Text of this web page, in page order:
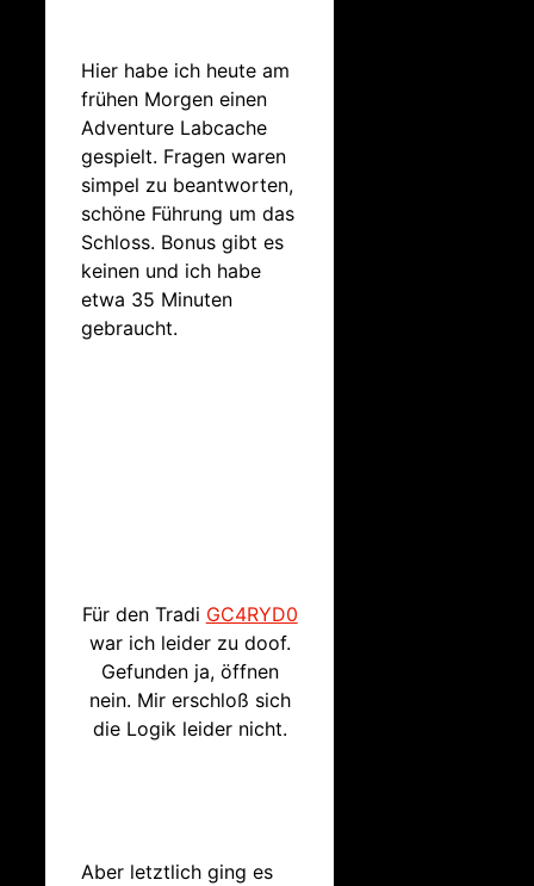
Hier habe ich heute am
frühen Morgen einen
Adventure Labcache
gespielt. Fragen waren
simpel zu beantworten,
schöne Führung um das
Schloss. Bonus gibt es
keinen und ich habe
etwa 35 Minuten
gebraucht.
Für den Tradi GC4RYD0
war ich leider zu doof.
Gefunden ja, öffnen
nein. Mir erschloß sich
die Logik leider nicht.
Aber letztlich ging es